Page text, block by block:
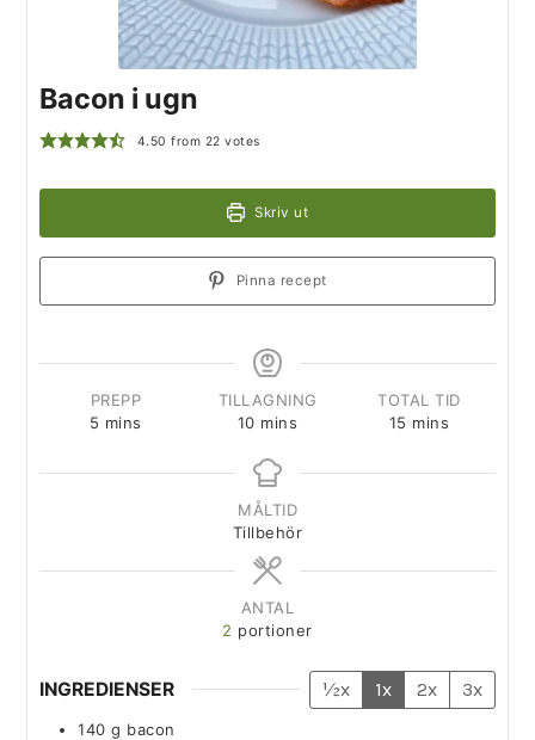
Bacon i ugn
4.50 from 22 votes
Skriv ut
Pinna recept
PREPP
5 mins
TILLAGNING
10 mins
TOTAL TID
15 mins
MÅLTID
Tillbehör
ANTAL
2 portioner
INGREDIENSER ½x 1x 2x 3x
140 g bacon